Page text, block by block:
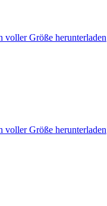
voller Größe herunterladen
voller Größe herunterladen